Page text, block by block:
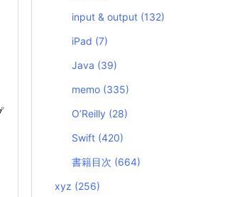
input & output (132)
iPad (7)
Java (39)
memo (335)
O’Reilly (28)
Swift (420)
書籍目次 (664)
xyz (256)